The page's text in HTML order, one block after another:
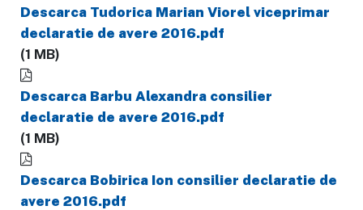
Descarca Tudorica Marian Viorel viceprimar
declaratie de avere 2016.pdf
(1 MB)
Descarca Barbu Alexandra consilier
declaratie de avere 2016.pdf
(1 MB)
Descarca Bobirica Ion consilier declaratie de
avere 2016.pdf